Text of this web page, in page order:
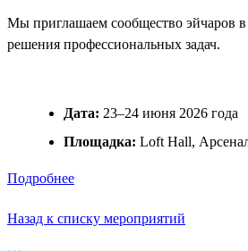
Мы приглашаем сообщество эйчаров в
решения профессиональных задач.
Дата: 23–24 июня 2026 года
Площадка: Loft Hall,
Подробнее
Назад к списку мероприятий